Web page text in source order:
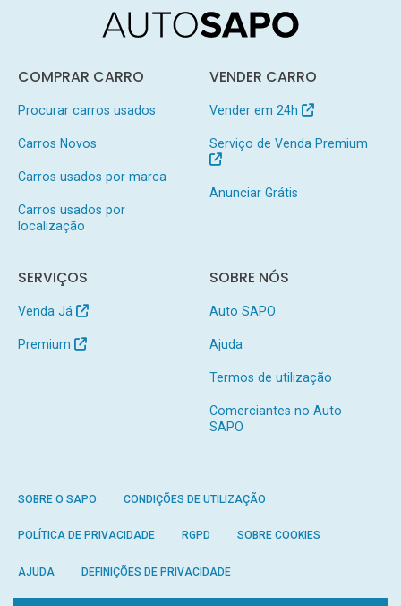
COMPRAR CARRO
Procurar carros usados
Carros Novos
Carros usados por marca
Carros usados por
localização
VENDER CARRO
Vender em 24h
Serviço de Venda Premium
Anunciar Grátis
SERVIÇOS
Venda Já
Premium
SOBRE NÓS
Auto SAPO
Ajuda
Termos de utilização
Comerciantes no Auto
SAPO
SOBRE O SAPO CONDIÇÕES DE UTILIZAÇÃO
POLÍTICA DE PRIVACIDADE RGPD SOBRE COOKIES
AJUDA DEFINIÇÕES DE PRIVACIDADE